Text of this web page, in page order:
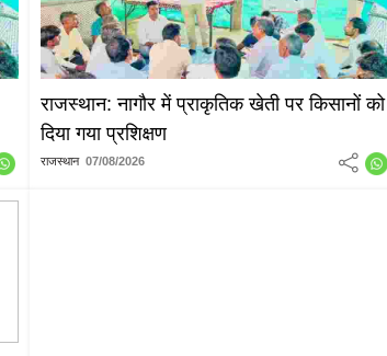
राजस्थान: नागौर में प्राकृतिक खेती पर किसानों को
दिया गया प्रशिक्षण
राजस्थान 07/08/2026